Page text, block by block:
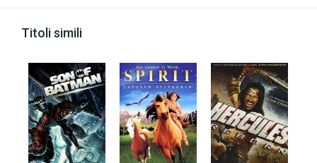
Titoli simili